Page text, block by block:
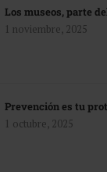
Los museos, parte
1 noviembre, 2025
Prevención es tu
1 octubre, 2025